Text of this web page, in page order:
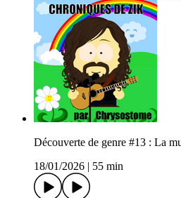
Découverte de genre #13 : La
18/01/2026
55 min